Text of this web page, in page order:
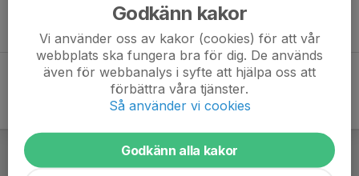
Godkänn kakor
Vi använder oss av kakor (cookies) för att vår
webbplats ska fungera bra för dig. De används
även för webbanalys i syfte att hjälpa oss att
förbättra våra tjänster.
Så använder vi cookies
Godkänn alla kakor